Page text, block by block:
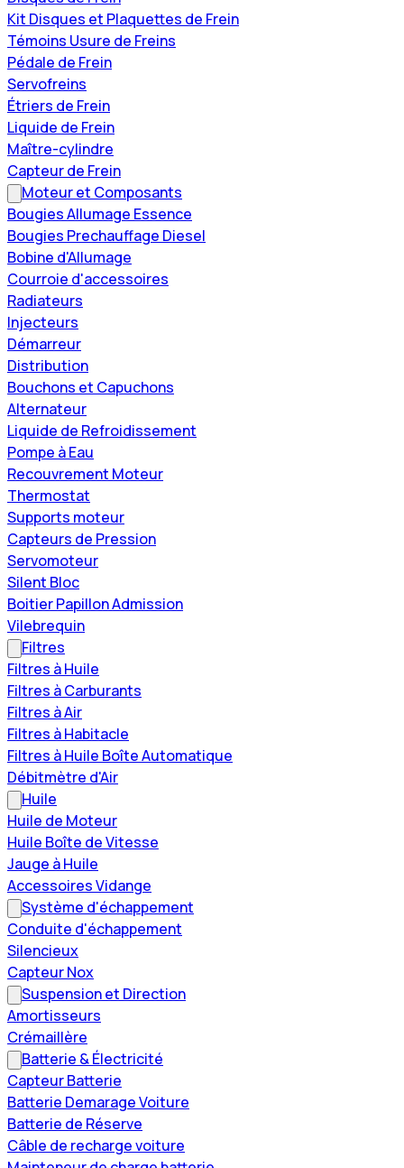
Kit Disques et Plaquettes de Frein
Témoins Usure de Freins
Pédale de Frein
Servofreins
Étriers de Frein
Liquide de Frein
Maître-cylindre
Capteur de Frein
Moteur et Composants
Bougies Allumage Essence
Bougies Prechauffage Diesel
Bobine d'Allumage
Courroie d'accessoires
Radiateurs
Injecteurs
Démarreur
Distribution
Bouchons et Capuchons
Alternateur
Liquide de Refroidissement
Pompe à Eau
Recouvrement Moteur
Thermostat
Supports moteur
Capteurs de Pression
Servomoteur
Silent Bloc
Boitier Papillon Admission
Vilebrequin
Filtres
Filtres à Huile
Filtres à Carburants
Filtres à Air
Filtres à Habitacle
Filtres à Huile Boîte Automatique
Débitmètre d'Air
Huile
Huile de Moteur
Huile Boîte de Vitesse
Jauge à Huile
Accessoires Vidange
Système d'échappement
Conduite d'échappement
Silencieux
Capteur Nox
Suspension et Direction
Amortisseurs
Crémaillère
Batterie & Électricité
Capteur Batterie
Batterie Demarage Voiture
Batterie de Réserve
Câble de recharge voiture